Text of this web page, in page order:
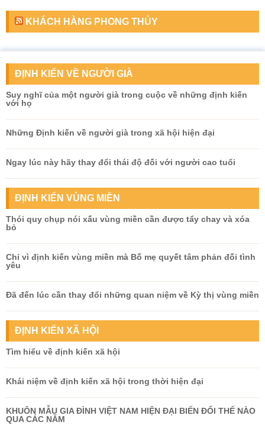
KHÁCH HÀNG PHONG THỦY
ĐỊNH KIẾN VỀ NGƯỜI GIÀ
​Suy nghĩ của một người già trong cuộc về những định kiến
với họ
Những Định kiến về người già trong xã hội hiện đại
Ngay lúc này hãy thay đổi thái độ đối với người cao tuổi
ĐỊNH KIẾN VÙNG MIỀN
Thói quy chụp nói xấu vùng miền cần được tẩy chay và xóa
bỏ
Chỉ vì định kiến vùng miền mà Bố mẹ quyết tâm phản đối tình
yêu
Đã đến lúc cần thay đổi những quan niệm về Kỳ thị vùng miền
ĐỊNH KIẾN XÃ HỘI
Tìm hiểu về định kiến xã hội
Khái niệm về định kiến xã hội trong thời hiện đại
KHUÔN MẪU GIA ĐÌNH VIỆT NAM HIỆN ĐẠI BIẾN ĐỔI THẾ NÀO
QUA CÁC NĂM